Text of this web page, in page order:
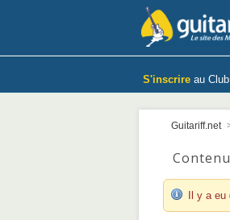
S'inscrire au Club
Guitariff.net
Il y a eu